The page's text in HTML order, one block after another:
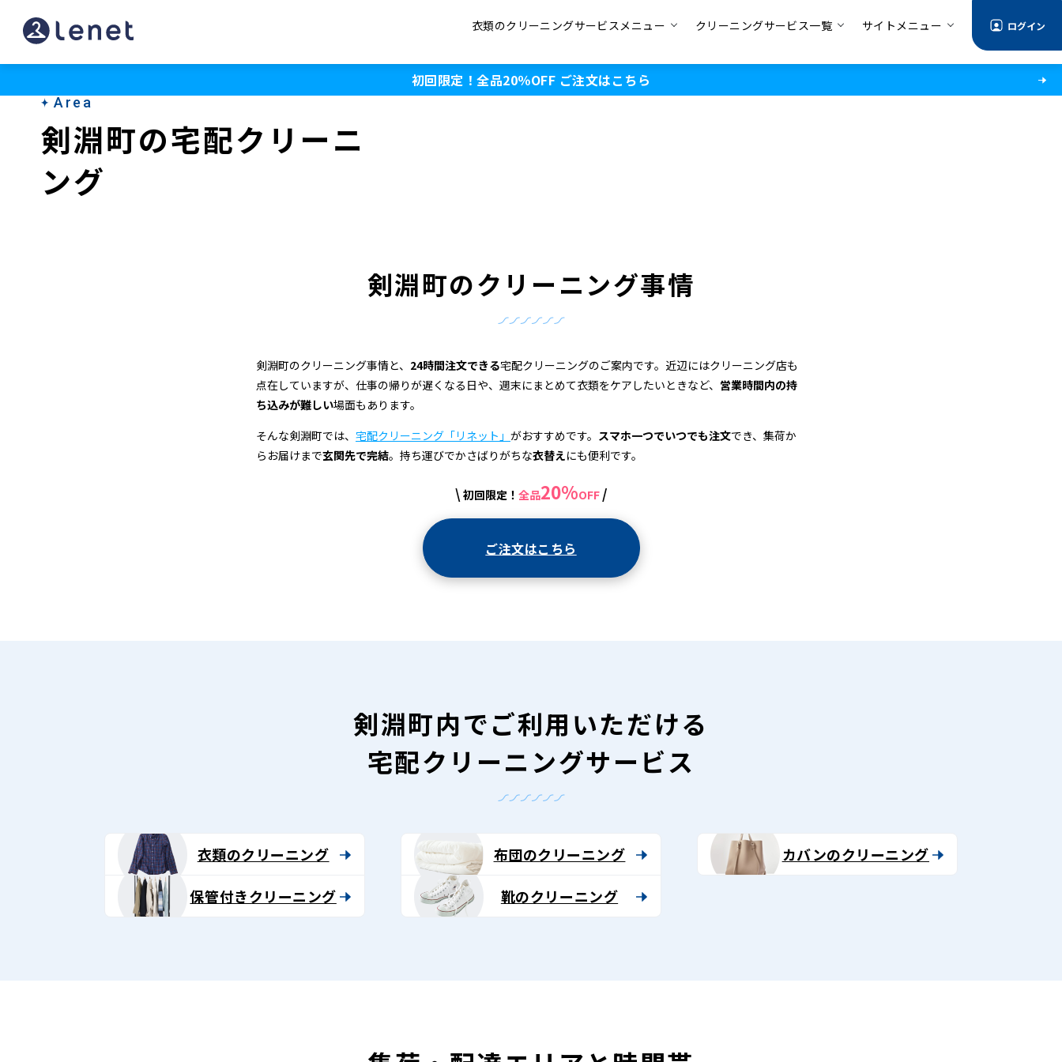
剣
淵
衣類のクリーニングサービスメニュー クリーニングサービス一覧 サイトメニュー ログイン
初回限定！全品20％OFF ご注文はこちら
Area
剣淵町の宅配クリーニ
ング
剣淵町のクリーニング事情
剣淵町のクリーニング事情と、 24時間注文できる宅配クリーニングのご案内です。近辺にはクリーニング店も
点在していますが、仕事の帰りが遅くなる日や、週末にまとめて衣類をケアしたいときなど、 営業時間内の持
ち込みが難しい場面もあります。
そんな剣淵町では、 宅配クリーニング「リネット」 がおすすめです。 スマホ一つでいつでも注文でき、集荷か
らお届けまで玄関先で完結。持ち運びでかさばりがちな衣替えにも便利です。
\ 初回限定！ 全品20%OFF /
ご注文はこちら
剣淵町内でご利用いただける
宅配クリーニングサービス
衣類のクリーニング
保管付きクリーニング
布団のクリーニング
靴のクリーニング
カバンのクリーニング